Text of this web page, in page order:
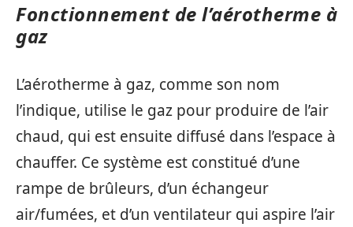
Fonctionnement de l’aérotherme à
gaz
L’aérotherme à gaz, comme son nom
l’indique, utilise le gaz pour produire de l’air
chaud, qui est ensuite diffusé dans l’espace à
chauffer. Ce système est constitué d’une
rampe de brûleurs, d’un échangeur
air/fumées, et d’un ventilateur qui aspire l’air